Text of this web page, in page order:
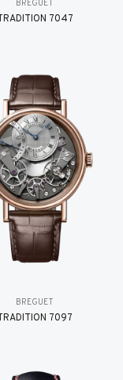
BREGUET
TRADITION 7047
BREGUET
TRADITION 7097